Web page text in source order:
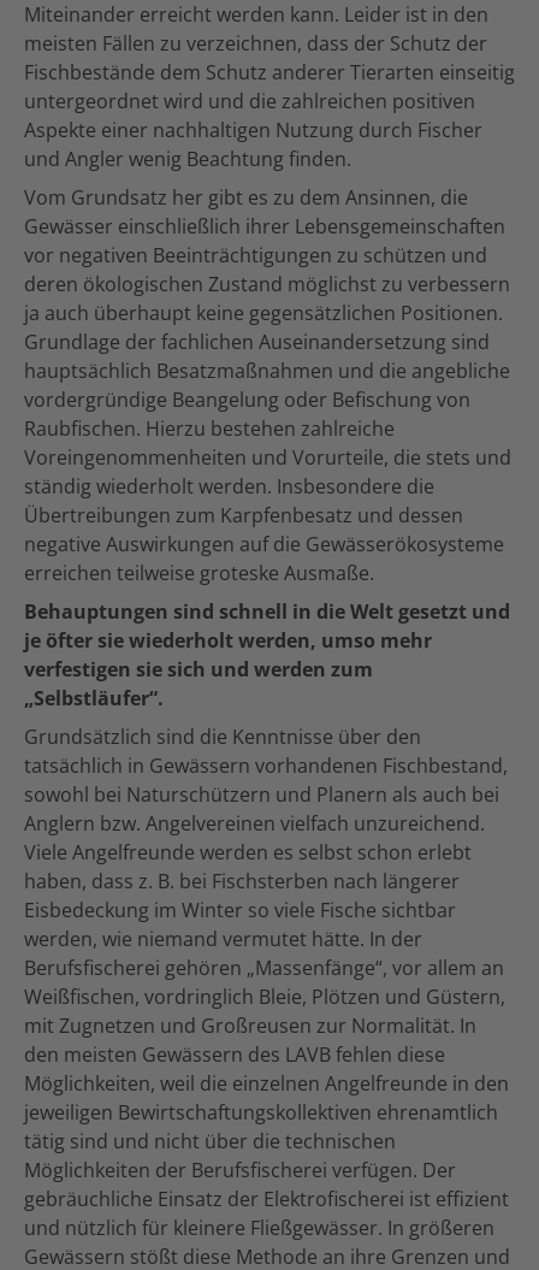
Miteinander erreicht werden kann. Leider ist in den
meisten Fällen zu verzeichnen, dass der Schutz der
Fischbestände dem Schutz anderer Tierarten einseitig
untergeordnet wird und die zahlreichen positiven
Aspekte einer nachhaltigen Nutzung durch Fischer
und Angler wenig Beachtung finden.
Vom Grundsatz her gibt es zu dem Ansinnen, die
Gewässer einschließlich ihrer Lebensgemeinschaften
vor negativen Beeinträchtigungen zu schützen und
deren ökologischen Zustand möglichst zu verbessern
ja auch überhaupt keine gegensätzlichen Positionen.
Grundlage der fachlichen Auseinandersetzung sind
hauptsächlich Besatzmaßnahmen und die angebliche
vordergründige Beangelung oder Befischung von
Raubfischen. Hierzu bestehen zahlreiche
Voreingenommenheiten und Vorurteile, die stets und
ständig wiederholt werden. Insbesondere die
Übertreibungen zum Karpfenbesatz und dessen
negative Auswirkungen auf die Gewässerökosysteme
erreichen teilweise groteske Ausmaße.
Behauptungen sind schnell in die Welt gesetzt und
je öfter sie wiederholt werden, umso mehr
verfestigen sie sich und werden zum
„Selbstläufer“.
Grundsätzlich sind die Kenntnisse über den
tatsächlich in Gewässern vorhandenen Fischbestand,
sowohl bei Naturschützern und Planern als auch bei
Anglern bzw. Angelvereinen vielfach unzureichend.
Viele Angelfreunde werden es selbst schon erlebt
haben, dass z. B. bei Fischsterben nach längerer
Eisbedeckung im Winter so viele Fische sichtbar
werden, wie niemand vermutet hätte. In der
Berufsfischerei gehören „Massenfänge“, vor allem an
Weißfischen, vordringlich Bleie, Plötzen und Güstern,
mit Zugnetzen und Großreusen zur Normalität. In
den meisten Gewässern des LAVB fehlen diese
Möglichkeiten, weil die einzelnen Angelfreunde in den
jeweiligen Bewirtschaftungskollektiven ehrenamtlich
tätig sind und nicht über die technischen
Möglichkeiten der Berufsfischerei verfügen. Der
gebräuchliche Einsatz der Elektrofischerei ist effizient
und nützlich für kleinere Fließgewässer. In größeren
Gewässern stößt diese Methode an ihre Grenzen und